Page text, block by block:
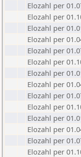
Elozahl per
Elozahl per
Elozahl per
Elozahl per
Elozahl per
Elozahl per
Elozahl per
Elozahl per
Elozahl per
Elozahl per
Elozahl per
Elozahl per
Elozahl per
Elozahl per